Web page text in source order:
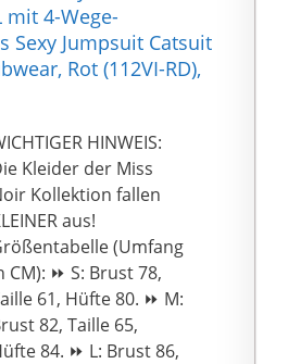
mit 4-Wege-
Sexy Jumpsuit Catsuit
Rot (112VI-RD),
HINWEIS:
Kleider der Miss
Kollektion fallen
aus!
(Umfang
CM): ⏩ S: Brust 78,
61, Hüfte 80. ⏩ M:
82, Taille 65,
84. ⏩ L: Brust 86,